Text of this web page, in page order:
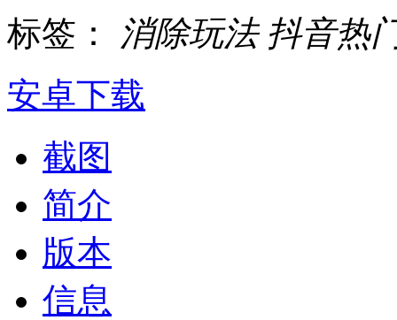
标签： 消除玩法 抖音热
安卓下载
截图
简介
版本
信息